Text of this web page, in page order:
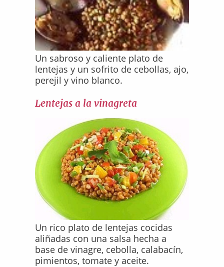
Un sabroso y caliente plato de
lentejas y un sofrito de cebollas, ajo,
perejil y vino blanco.
Lentejas a la vinagreta
Un rico plato de lentejas cocidas
aliñadas con una salsa hecha a
base de vinagre, cebolla, calabacín,
pimientos, tomate y aceite.